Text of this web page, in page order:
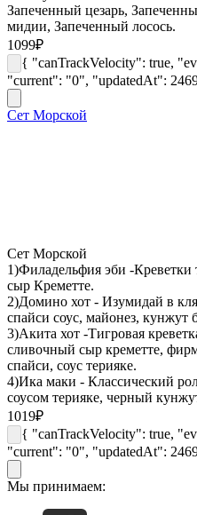
Запеченный цезарь,
мидии, Запеченный лосось.
1099₽
{ "canTrackVelocity": true,
"current": "0", "updatedAt":
Сет Морской
Сет Морской
1)Филадельфия эби -
сыр Креметте.
2)Домино хот - Изумидай в
спайси соус, майонез, кунжут
3)Акита хот -Тигровая
сливочный сыр креметте,
спайси, соус терияке.
4)Ика маки - Классический
соусом терияке, черный
1019₽
{ "canTrackVelocity": true,
"current": "0", "updatedAt":
Мы принимаем: